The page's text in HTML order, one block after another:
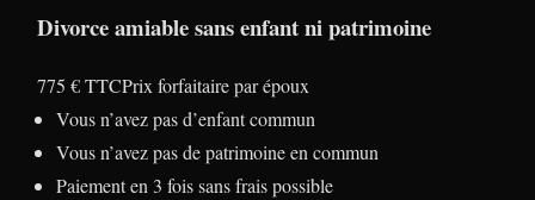
Divorce amiable sans enfant ni patrimoine
775 € TTCPrix forfaitaire par époux
Vous n’avez pas d’enfant commun
Vous n’avez pas de patrimoine en commun
Paiement en 3 fois sans frais possible